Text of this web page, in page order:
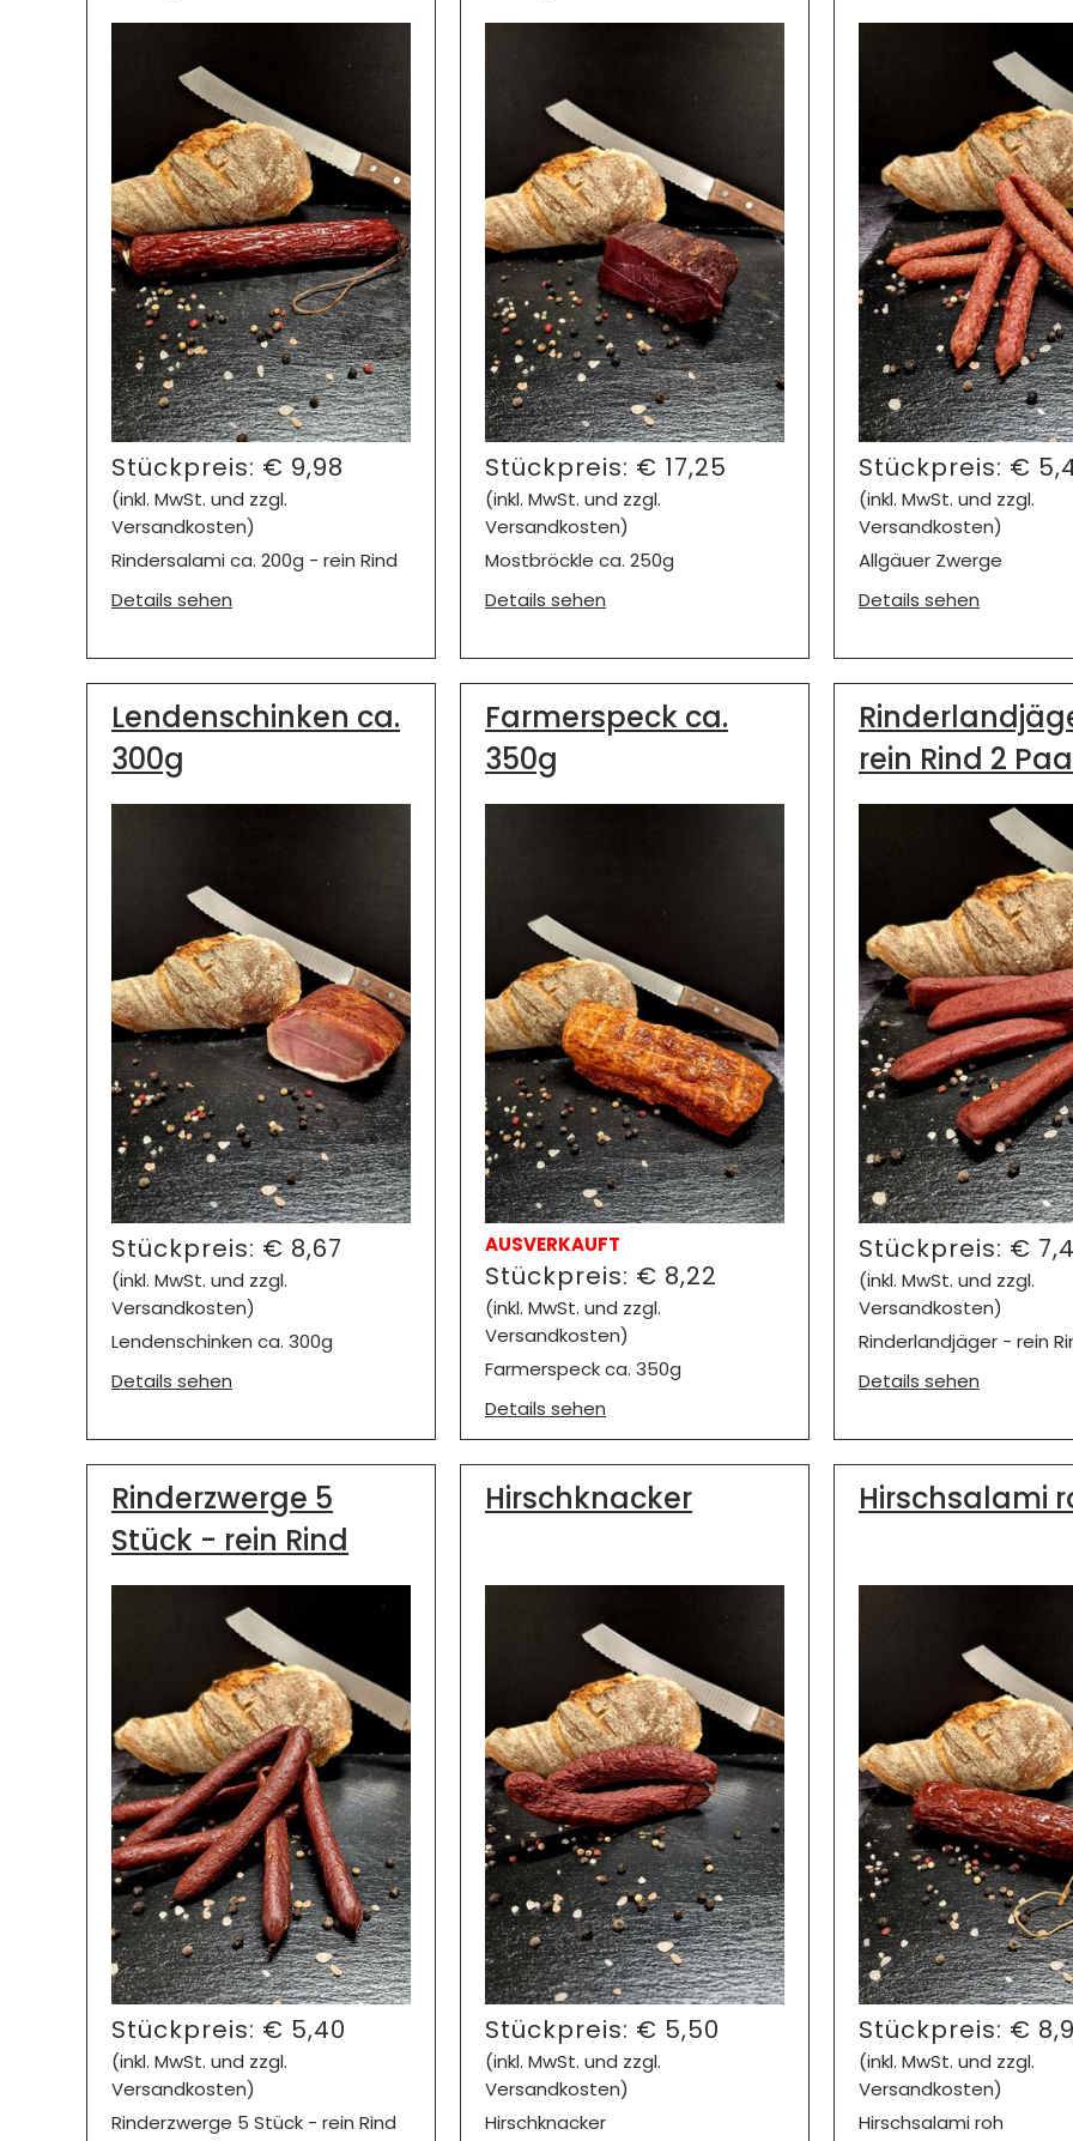
Stückpreis: € 9,98
(inkl. MwSt. und zzgl.
Versandkosten)
Rindersalami ca. 200g - rein Rind
Details sehen
Stückpreis: € 17,25
(inkl. MwSt. und zzgl.
Versandkosten)
Mostbröckle ca. 250g
Details sehen
Stückpreis: €
(inkl. MwSt. und zzgl.
Versandkosten)
Allgäuer Zwerge
Details sehen
Lendenschinken ca.
300g
Stückpreis: € 8,67
(inkl. MwSt. und zzgl.
Versandkosten)
Lendenschinken ca. 300g
Details sehen
Farmerspeck ca.
350g
AUSVERKAUFT
Stückpreis: € 8,22
(inkl. MwSt. und zzgl.
Versandkosten)
Farmerspeck ca. 350g
Details sehen
rein Rind 2
Stückpreis: €
(inkl. MwSt. und zzgl.
Versandkosten)
Rinderlandjäger - rein
Details sehen
Rinderzwerge 5
Stück - rein Rind
Stückpreis: € 5,40
(inkl. MwSt. und zzgl.
Versandkosten)
Rinderzwerge 5 Stück - rein Rind
Hirschknacker
Stückpreis: € 5,50
(inkl. MwSt. und zzgl.
Versandkosten)
Hirschknacker
Hirschsalami
Stückpreis: €
(inkl. MwSt. und zzgl.
Versandkosten)
Hirschsalami roh